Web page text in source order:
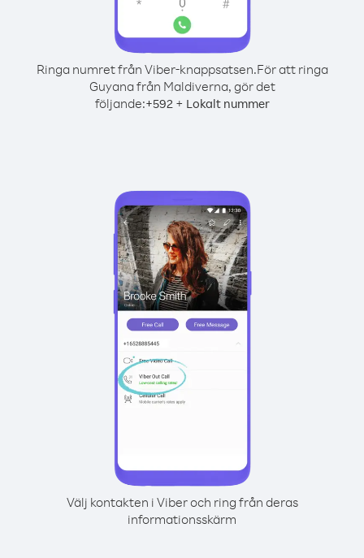
Ringa numret från Viber-knappsatsen.För att ringa
Guyana från Maldiverna, gör det
följande:+592+ Lokalt nummer
Välj kontakten i Viber och ring från deras
informationsskärm